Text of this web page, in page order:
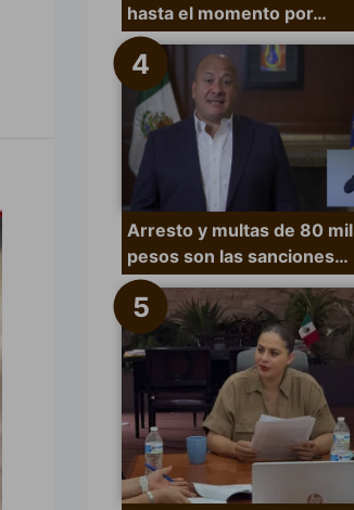
hasta el momento por…
Arresto y multas de 80 mil
pesos son las sanciones…